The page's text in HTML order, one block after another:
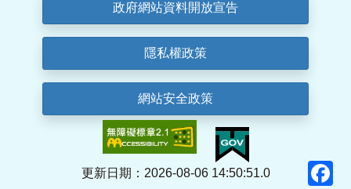
政府網站資料開放宣告
隱私權政策
網站安全政策
更新日期：2026-08-06 14:50:51.0